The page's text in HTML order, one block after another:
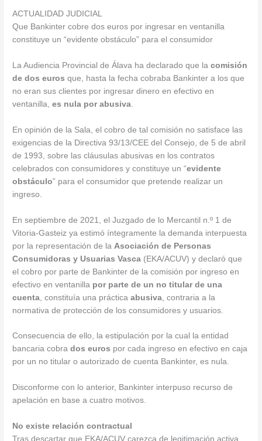
ACTUALIDAD JUDICIAL
Que Bankinter cobre dos euros por ingresar en ventanilla
constituye un “evidente obstáculo” para el consumidor
La Audiencia Provincial de Álava ha declarado que lacomisión
de dos euros que, hasta la fecha cobraba Bankinter a los que
no eran sus clientes por ingresar dinero en efectivo en
ventanilla,es nula por abusiva
En opinión de la Sala, el cobro de tal comisión no satisface las
exigencias de la Directiva 93/13/CEE del Consejo, de 5 de abril
de 1993, sobre las cláusulas abusivas en los contratos
celebrados con consumidores y constituye un “evidente
obstáculo” para el consumidor que pretende realizar un
ingreso.
En septiembre de 2021, el Juzgado de lo Mercantil n.º 1 de
Vitoria-Gasteiz ya estimó íntegramente la demanda interpuesta
por la representación de la Asociación de Personas
Consumidoras y Usuarias Vasca (EKA/ACUV) y declaró que
el cobro por parte de Bankinter de la comisión por ingreso en
efectivo en ventanilla por parte de un no titular de una
cuenta , constituía una prácticaabusiva , contraria a la
normativa de protección de los consumidores y usuarios.
Consecuencia de ello, la estipulación por la cual la entidad
bancaria cobrados euros por cada ingreso en efectivo en caja
por un no titular o autorizado de cuenta Bankinter, es nula.
Disconforme con lo anterior, Bankinter interpuso recurso de
apelación en base a cuatro motivos.
No existe relación contractual
Tras descartar que EKA/ACUV carezca de legitimación activa,